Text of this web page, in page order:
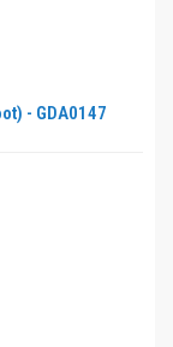
- GDA0147